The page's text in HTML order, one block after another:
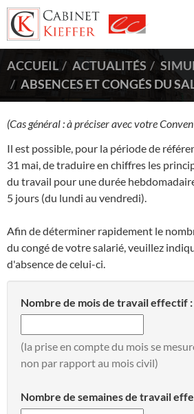
ACCUEIL ACTUALITÉS
ABSENCES ET CONGÉS DU
(Cas général : à préciser avec votre
Il est possible, pour la période de
31 mai, de traduire en chiffres les
du travail pour une durée
5 jours (du lundi au vendredi).
Afin de déterminer rapidement le
du congé de votre salarié, veuillez
d'absence de celui-ci.
Nombre de mois de travail effectif :
(la prise en compte du mois se
non par rapport au mois civil)
Nombre de semaines de travail